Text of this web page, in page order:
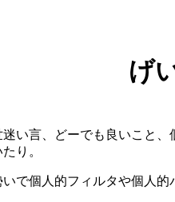
げ
い言、どーでも良いこと、
り。
で個人的フィルタや個人